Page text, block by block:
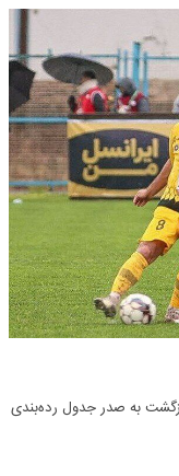
به صدر جدول رده‌بندی